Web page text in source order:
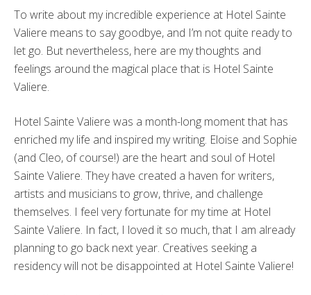
To write about my incredible experience at Hotel Sainte
Valiere means to say goodbye, and I’m not quite ready to
let go. But nevertheless, here are my thoughts and
feelings around the magical place that is Hotel Sainte
Valiere.
Hotel Sainte Valiere was a month-long moment that has
enriched my life and inspired my writing. Eloise and Sophie
(and Cleo, of course!) are the heart and soul of Hotel
Sainte Valiere. They have created a haven for writers,
artists and musicians to grow, thrive, and challenge
themselves. I feel very fortunate for my time at Hotel
Sainte Valiere. In fact, I loved it so much, that I am already
planning to go back next year. Creatives seeking a
residency will not be disappointed at Hotel Sainte Valiere!